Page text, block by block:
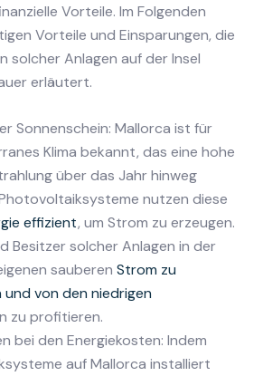
Vorteile. Im Folgenden
Vorteile und Einsparungen, die
solcher Anlagen auf der Insel
erläutert.
Sonnenschein: Mallorca ist für
Klima bekannt, das eine hohe
über das Jahr hinweg
nutzen diese
effizient, um Strom zu erzeugen.
Besitzer solcher Anlagen in der
sauberen Strom zu
von den niedrigen
zu profitieren.
bei den Energiekosten: Indem
auf Mallorca installiert